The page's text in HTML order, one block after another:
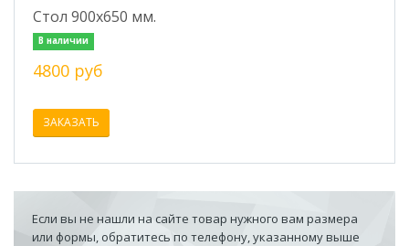
Стол 900x650 мм.
В наличии
4800 руб
ЗАКАЗАТЬ
Если вы не нашли на сайте товар нужного вам размера
или формы, обратитесь по телефону, указанному выше